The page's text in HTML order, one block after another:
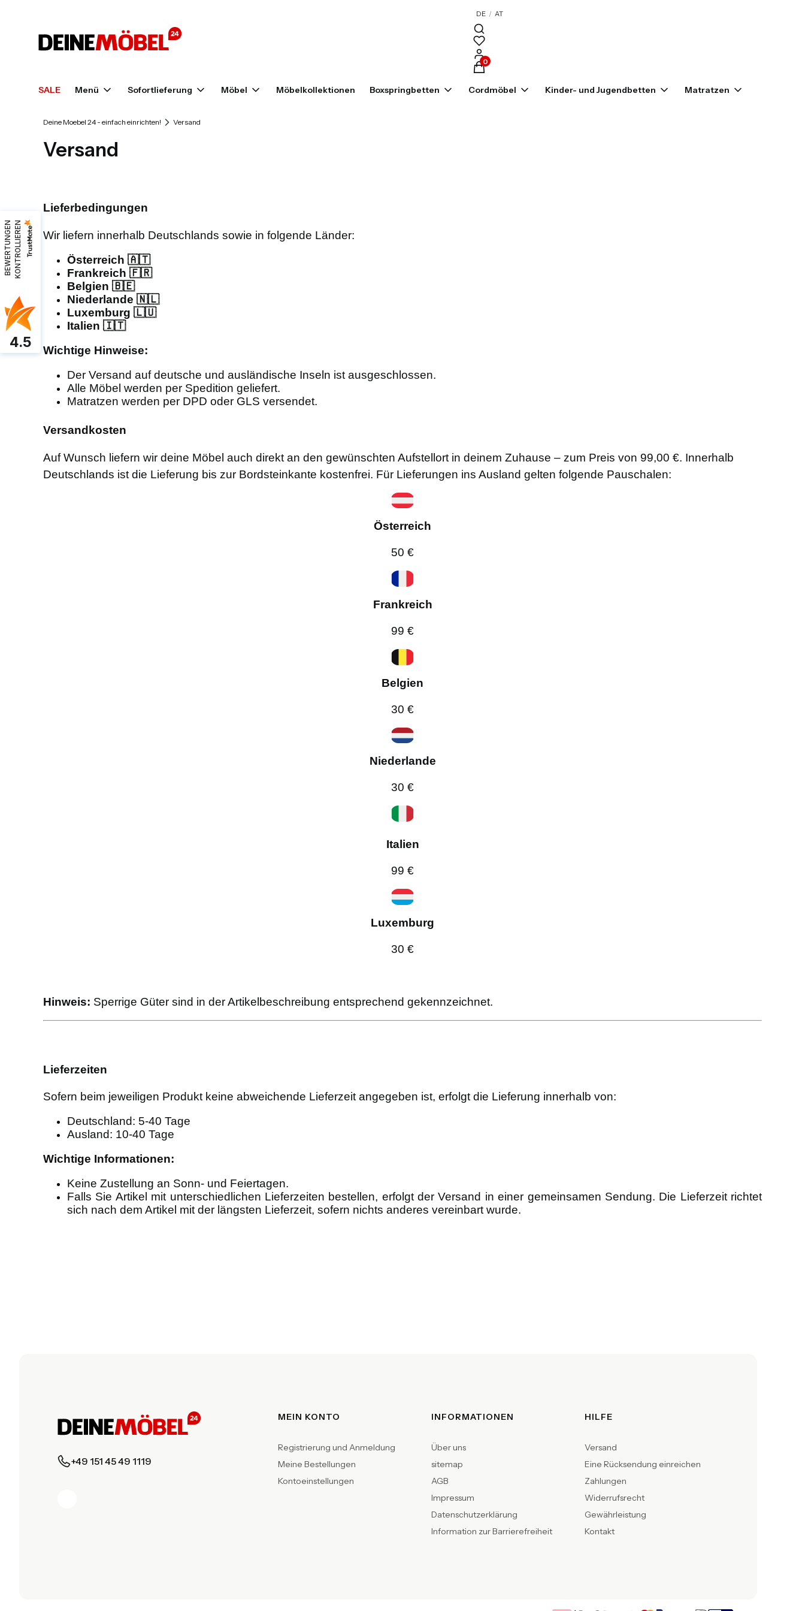
DE / AT
Produkte im Warenkorb: 0. Details anzeigen
SALE Menü Sofortlieferung Möbel Möbelkollektionen Boxspringbetten Cordmöbel Kinder- und Jugendbetten Matratzen
Deine Moebel 24 - einfach einrichten! Versand
Versand
Lieferbedingungen
Wir liefern innerhalb Deutschlands sowie in folgende Länder:
Österreich 🇦🇹
Frankreich 🇫🇷
Belgien 🇧🇪
Niederlande 🇳🇱
Luxemburg 🇱🇺
Italien 🇮🇹
Wichtige Hinweise:
Der Versand auf deutsche und ausländische Inseln ist ausgeschlossen.
Alle Möbel werden per Spedition geliefert.
Matratzen werden per DPD oder GLS versendet.
Versandkosten
Auf Wunsch liefern wir deine Möbel auch direkt an den gewünschten Aufstellort in deinem Zuhause – zum Preis von 99,00 €. Innerhalb
Deutschlands ist die Lieferung bis zur Bordsteinkante kostenfrei. Für Lieferungen ins Ausland gelten folgende Pauschalen:
Österreich
50 €
Frankreich
99 €
Belgien
30 €
Niederlande
30 €
Italien
99 €
Luxemburg
30 €
Hinweis: Sperrige Güter sind in der Artikelbeschreibung entsprechend gekennzeichnet.
Lieferzeiten
Sofern beim jeweiligen Produkt keine abweichende Lieferzeit angegeben ist, erfolgt die Lieferung innerhalb von:
Deutschland: 5-40 Tage
Ausland: 10-40 Tage
Wichtige Informationen:
Keine Zustellung an Sonn- und Feiertagen.
Falls Sie Artikel mit unterschiedlichen Lieferzeiten bestellen, erfolgt der Versand in einer gemeinsamen Sendung. Die Lieferzeit richtet
sich nach dem Artikel mit der längsten Lieferzeit, sofern nichts anderes vereinbart wurde.
+49 151 45 49 1119
Fußzeilenmenü
MEIN KONTO
Registrierung und Anmeldung
Meine Bestellungen
Kontoeinstellungen
INFORMATIONEN
Über uns
sitemap
AGB
Impressum
Datenschutzerklärung
Information zur Barrierefreiheit
HILFE
Versand
Eine Rücksendung einreichen
Zahlungen
Widerrufsrecht
Gewährleistung
Kontakt
B
E
W
E
R
T
U
N
G
E
N
K
O
N
T
R
O
L
L
I
E
R
EN
4.5